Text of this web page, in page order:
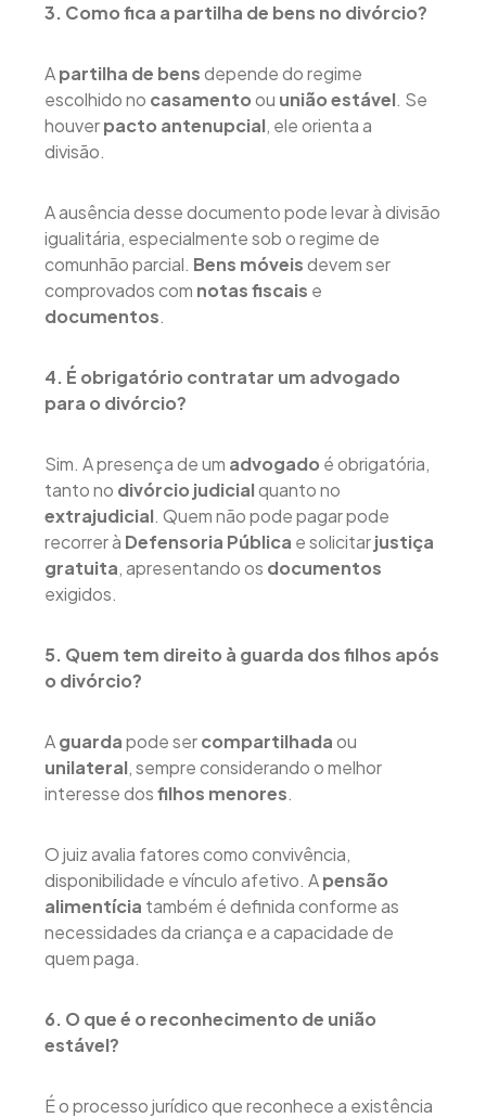
3. Como fica a partilha de bens no divórcio?
Apartilha de bensdepende do regime
escolhido no casamentoou união estável. Se
houverpacto antenupcial, ele orienta a
divisão.
A ausência desse documento pode levar à divisão
igualitária, especialmente sob o regime de
comunhão parcial. Bens móveisdevem ser
comprovados com notas fiscais e
documentos.
4. É obrigatório contratar um advogado
para o divórcio?
Sim. A presença de um advogado é obrigatória,
tanto no divórcio judicialquanto no
extrajudicial. Quem não pode pagar pode
recorrer à Defensoria Pública e solicitarjustiça
gratuita, apresentando os documentos
exigidos.
5. Quem tem direito à guarda dos filhos após
o divórcio?
Aguardapode sercompartilhadaou
unilateral, sempre considerando o melhor
interesse dosfilhos menores.
O juiz avalia fatores como convivência,
disponibilidade e vínculo afetivo. Apensão
alimentícia também é definida conforme as
necessidades da criança e a capacidade de
quem paga.
6. O que é o reconhecimento de união
estável?
É o processo jurídico que reconhece a existência